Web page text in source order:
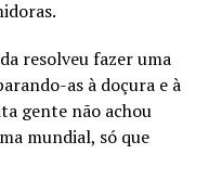
resolveu fazer uma
as à doçura e à
gente não achou
mundial, só que